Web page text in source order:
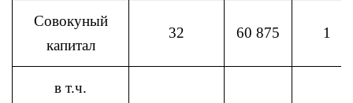
Совокуный
капитал
32 60 875 1
в т.ч.